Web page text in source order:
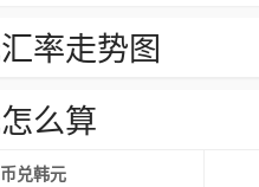
率走势图
么算
兑韩元